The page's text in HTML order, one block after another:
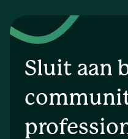
Sluit aan